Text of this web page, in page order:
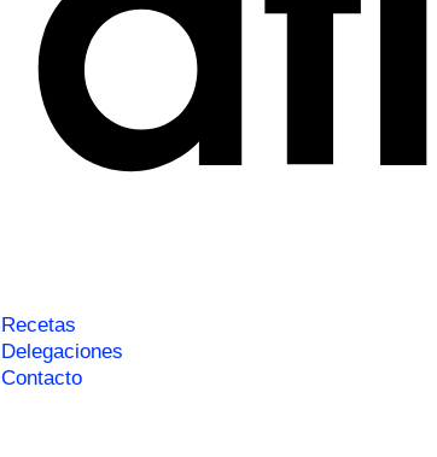
Recetas
Delegaciones
Contacto